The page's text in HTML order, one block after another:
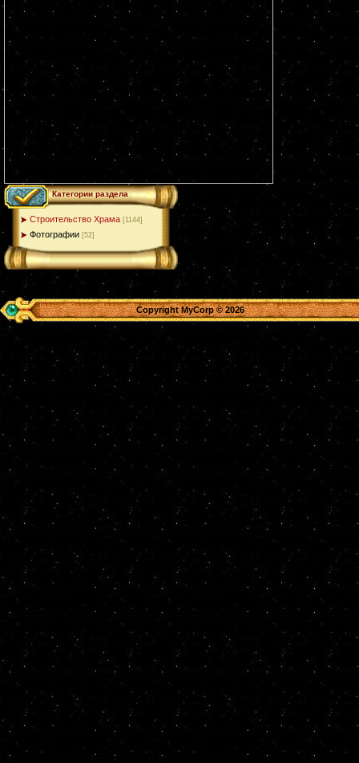
Категории раздела
Строительство Храма [1144]
Фотографии [52]
Copyright MyCorp © 2026